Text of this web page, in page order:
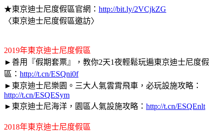
★東京迪士尼度假區官網： http://bit.ly/2VCjkZG
〈東京迪士尼度假區邀訪〉
2019年東京迪士尼度假區
►善用『假期套票』，教你2天1夜輕鬆玩遍東京迪士尼度假
區： http://t.cn/ESQni0f
► 東京迪士尼樂園。三大人氣雲霄飛車，必玩設施攻略：
http://t.cn/ESQESym
► 東京迪士尼海洋，園區人氣設施攻略： http://t.cn/ESQEnlt
2018年東京迪士尼度假區